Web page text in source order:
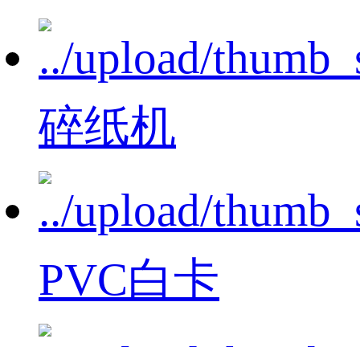
碎纸机
PVC白卡